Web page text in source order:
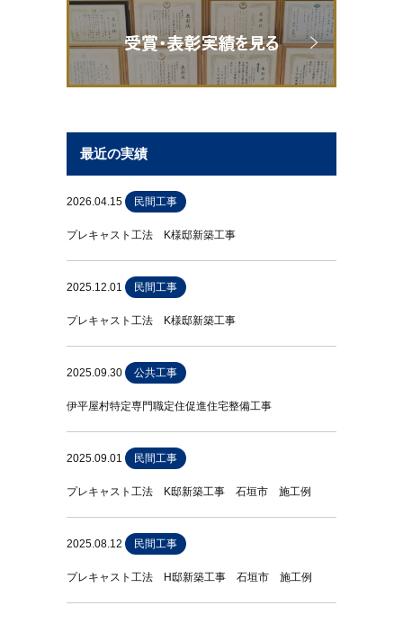
最近の実績
2026.04.15 民間工事
プレキャスト工法 K様邸新築工事
2025.12.01 民間工事
プレキャスト工法 K様邸新築工事
2025.09.30 公共工事
伊平屋村特定専門職定住促進住宅整備工事
2025.09.01 民間工事
プレキャスト工法 K邸新築工事 石垣市 施工例
2025.08.12 民間工事
プレキャスト工法 H邸新築工事 石垣市 施工例